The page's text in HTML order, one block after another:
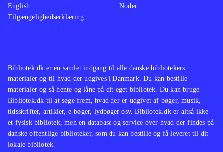
Bibliotek.dk er en samlet indgang til alle danske bibliotekers
materialer og til hvad der udgives i Danmark. Du kan bestille
materialer og så hente og låne på dit eget bibliotek. Du kan bruge
Bibliotek.dk til at søge frem, hvad der er udgivet af bøger, musik,
tidsskrifter, artikler, e-bøger, lydbøger osv. Bibliotek.dk er altså ikke
et fysisk bibliotek, men en database og service over hvad der findes på
danske offentlige biblioteker, som du kan bestille og få leveret til dit
lokale bibliotek.
English
Tilgængelighedserklæring
Noder